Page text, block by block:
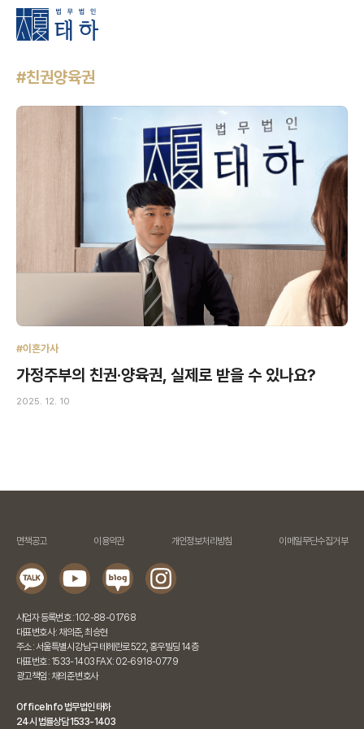
#친권양육권
#이혼가사
가정주부의 친권·양육권, 실제로 받을 수 있나요?
2025. 12. 10
면책공고 이용약관 개인정보처리방침 이메일무단수집거부
사업자 등록번호 : 102-88-01768
대표변호사 : 채의준, 최승현
주소 : 서울특별시 강남구 테헤란로 522, 홍우빌딩 14층
대표번호 : 1533-1403 FAX : 02-6918-0779
광고책임 : 채의준 변호사
Office Info 법무법인 태하
24시 법률상담 1533-1403